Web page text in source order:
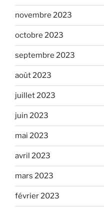
novembre 2023
octobre 2023
septembre 2023
août 2023
juillet 2023
juin 2023
mai 2023
avril 2023
mars 2023
février 2023